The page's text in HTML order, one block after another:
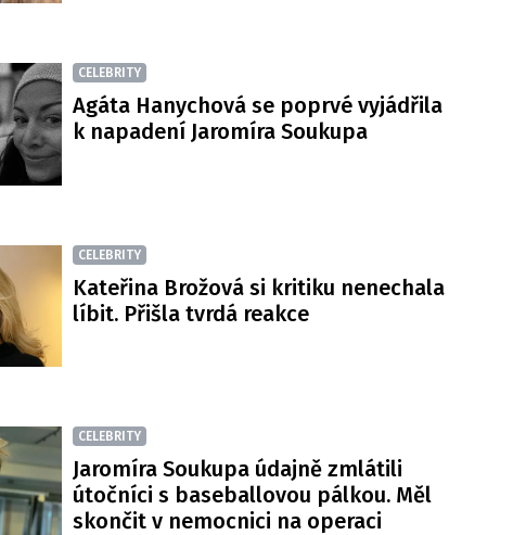
CELEBRITY
Agáta Hanychová se poprvé vyjádřila
k napadení Jaromíra Soukupa
CELEBRITY
Kateřina Brožová si kritiku nenechala
líbit. Přišla tvrdá reakce
CELEBRITY
Jaromíra Soukupa údajně zmlátili
útočníci s baseballovou pálkou. Měl
skončit v nemocnici na operaci